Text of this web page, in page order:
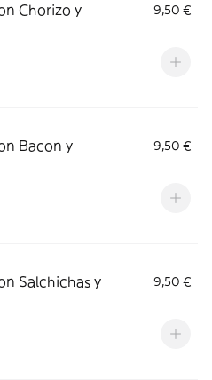
Chorizo y
9,50 €
Bacon y
9,50 €
Salchichas y
9,50 €